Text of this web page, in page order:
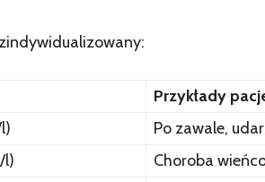
Przykłady
Po zawale,
l)
Choroba